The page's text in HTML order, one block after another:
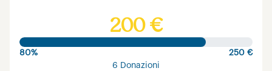
200 €
80%
250 €
6 Donazioni